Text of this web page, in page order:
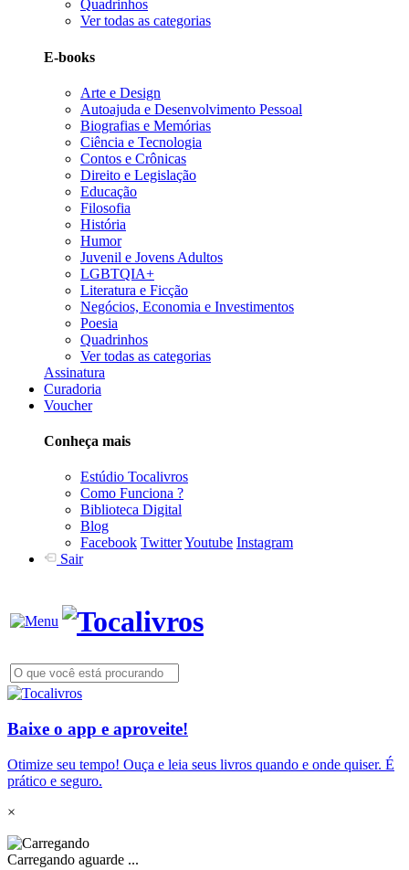
Quadrinhos
Ver todas as categorias
E-books
Arte e Design
Autoajuda e Desenvolvimento Pessoal
Biografias e Memórias
Ciência e Tecnologia
Contos e Crônicas
Direito e Legislação
Educação
Filosofia
História
Humor
Juvenil e Jovens Adultos
LGBTQIA+
Literatura e Ficção
Negócios, Economia e Investimentos
Poesia
Quadrinhos
Ver todas as categorias
Assinatura
Curadoria
Voucher
Conheça mais
Estúdio Tocalivros
Como Funciona ?
Biblioteca Digital
Blog
Facebook TwitterYoutube Instagram
Sair
Baixe o app e aproveite!
Otimize seu tempo! Ouça e leia seus livros quando e onde quiser. É
prático e seguro.
×
Carregando aguarde ...